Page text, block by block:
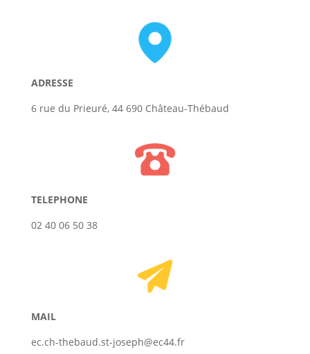
ADRESSE
6 rue du Prieuré, 44 690 Château-Thébaud
TELEPHONE
02 40 06 50 38
MAIL
ec.ch-thebaud.st-joseph@ec44.fr